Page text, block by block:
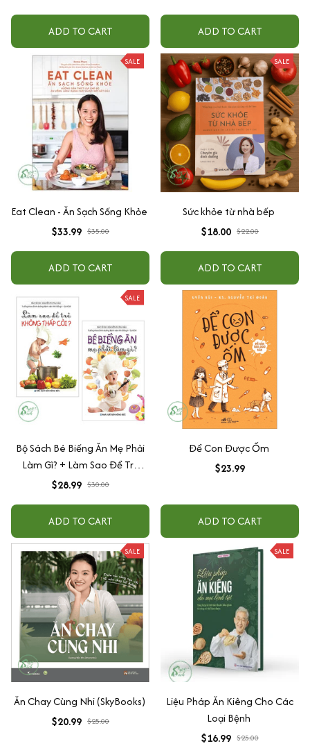
ADD TO CART ADD TO CART
SALE
Eat Clean - Ăn Sạch Sống Khỏe
$33.99 $35.00
ADD TO CART
SALE
Sức khỏe từ nhà bếp
$18.00 $22.00
ADD TO CART
SALE
Bộ Sách Bé Biếng Ăn Mẹ Phải
Làm Gì? + Làm Sao Để Trẻ
Không Thấp Còi (Bộ 2 Cuốn)
$28.99 $30.00
ADD TO CART
Để Con Được Ốm
$23.99
ADD TO CART
SALE
Ăn Chay Cùng Nhi (SkyBooks)
$20.99 $25.00
SALE
Liệu Pháp Ăn Kiêng Cho Các
Loại Bệnh
$16.99 $25.00